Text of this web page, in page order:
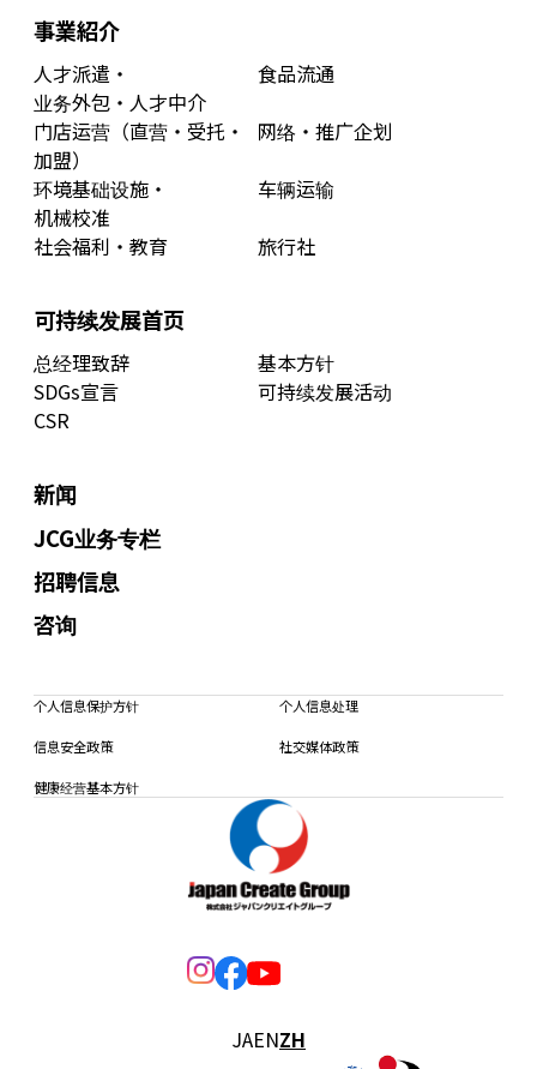
事業紹介
人才派遣・
业务外包・人才中介
食品流通
门店运营（直营・受托・
加盟）
网络・推广企划
环境基础设施・
机械校准
车辆运输
社会福利・教育
旅行社
可持续发展首页
总经理致辞
基本方针
SDGs宣言
可持续发展活动
CSR
新闻
JCG业务专栏
招聘信息
咨询
个人信息保护方针 个人信息处理
信息安全政策 社交媒体政策
健康经营基本方针
JAENZH